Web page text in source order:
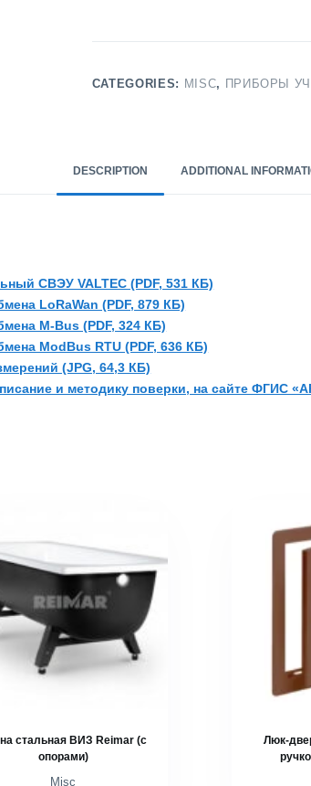
CATEGORIES: MISC, ПРИБОРЫ
DESCRIPTION ADDITIONAL
СВЭУ VALTEC (PDF, 531 КБ)
LoRaWan (PDF, 879 КБ)
M-Bus (PDF, 324 КБ)
ModBus RTU (PDF, 636 КБ)
(JPG, 64,3 КБ)
и методику поверки, на сайте ФГИС
стальная ВИЗ Reimar (с
опорами)
Misc
Люк-